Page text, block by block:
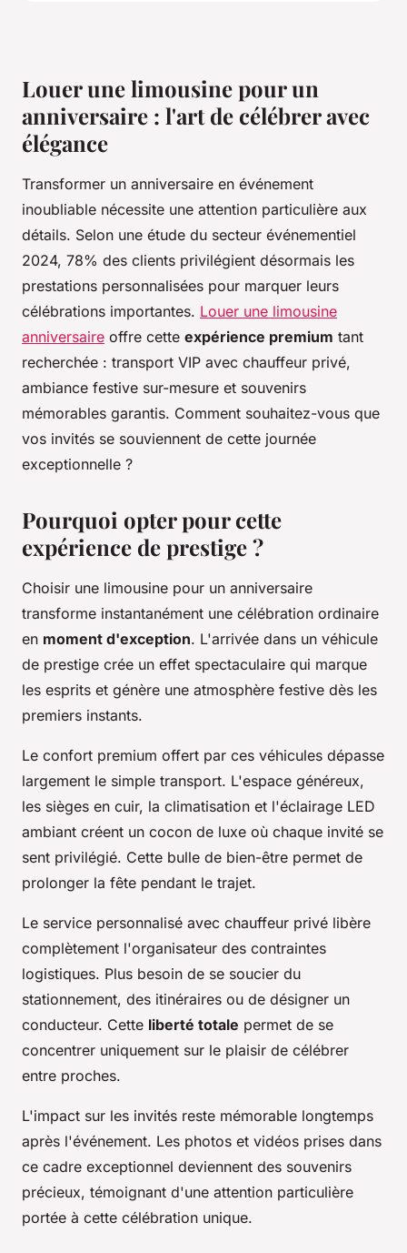
Louer une limousine pour un
anniversaire : l'art de célébrer avec
élégance
Transformer un anniversaire en événement
inoubliable nécessite une attention particulière aux
détails. Selon une étude du secteur événementiel
2024, 78% des clients privilégient désormais les
prestations personnalisées pour marquer leurs
célébrations importantes. Louer une limousine
anniversaire offre cette expérience premium tant
recherchée : transport VIP avec chauffeur privé,
ambiance festive sur-mesure et souvenirs
mémorables garantis. Comment souhaitez-vous que
vos invités se souviennent de cette journée
exceptionnelle ?
Pourquoi opter pour cette
expérience de prestige ?
Choisir une limousine pour un anniversaire
transforme instantanément une célébration ordinaire
en moment d'exception. L'arrivée dans un véhicule
de prestige crée un effet spectaculaire qui marque
les esprits et génère une atmosphère festive dès les
premiers instants.
Le confort premium offert par ces véhicules dépasse
largement le simple transport. L'espace généreux,
les sièges en cuir, la climatisation et l'éclairage LED
ambiant créent un cocon de luxe où chaque invité se
sent privilégié. Cette bulle de bien-être permet de
prolonger la fête pendant le trajet.
Le service personnalisé avec chauffeur privé libère
complètement l'organisateur des contraintes
logistiques. Plus besoin de se soucier du
stationnement, des itinéraires ou de désigner un
conducteur. Cette liberté totale permet de se
concentrer uniquement sur le plaisir de célébrer
entre proches.
L'impact sur les invités reste mémorable longtemps
après l'événement. Les photos et vidéos prises dans
ce cadre exceptionnel deviennent des souvenirs
précieux, témoignant d'une attention particulière
portée à cette célébration unique.